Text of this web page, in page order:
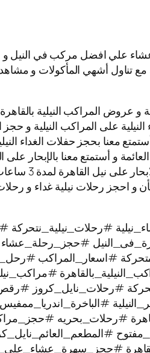
علي افضل مركب في النيل و
تناول أشهي المأكولات و
و عروض المراكب النيلية
على المراكب النيلية و
معنا بحجز حفلات الغداء
و أستمتع معنا بالإبحار
المراكب
#رحلات_نيلية_نتحركة
#اسعار_المراكب
#رحلات_نايل_كروز
#رحلات_بحريه